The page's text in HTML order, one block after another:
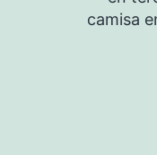
camisa